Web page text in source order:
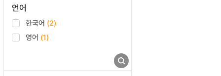
언어
한국어 (2)
영어 (1)